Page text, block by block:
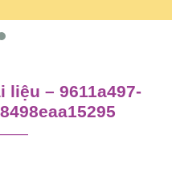
– 9611a497-